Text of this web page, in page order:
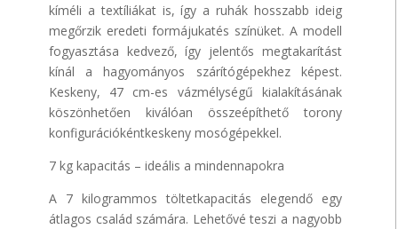
kíméli a textíliákat is, így a ruhák hosszabb ideig
megőrzik eredeti formájukatés színüket. A modell
fogyasztása kedvező, így jelentős megtakarítást
kínál a hagyományos szárítógépekhez képest.
Keskeny, 47 cm-es vázmélységű kialakításának
köszönhetően kiválóan összeépíthető torony
konfigurációkéntkeskeny mosógépekkel.
7 kg kapacitás – ideális a mindennapokra
A 7 kilogrammos töltetkapacitás elegendő egy
átlagos család számára. Lehetővé teszi a nagyobb